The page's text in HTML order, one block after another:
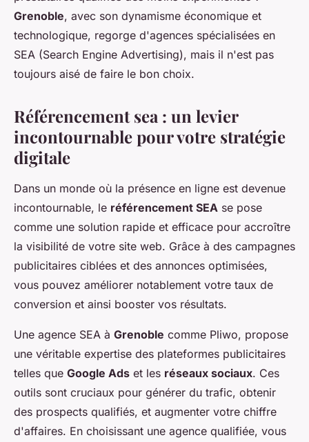
Grenoble, avec son dynamisme économique et
technologique, regorge d'agences spécialisées en
SEA (Search Engine Advertising), mais il n'est pas
toujours aisé de faire le bon choix.
Référencement sea : un levier
incontournable pour votre stratégie
digitale
Dans un monde où la présence en ligne est devenue
incontournable, le référencement SEA se pose
comme une solution rapide et efficace pour accroître
la visibilité de votre site web. Grâce à des campagnes
publicitaires ciblées et des annonces optimisées,
vous pouvez améliorer notablement votre taux de
conversion et ainsi booster vos résultats.
Une agence SEA à Grenoble comme Pliwo, propose
une véritable expertise des plateformes publicitaires
telles que Google Ads et les réseaux sociaux. Ces
outils sont cruciaux pour générer du trafic, obtenir
des prospects qualifiés, et augmenter votre chiffre
d'affaires. En choisissant une agence qualifiée, vous